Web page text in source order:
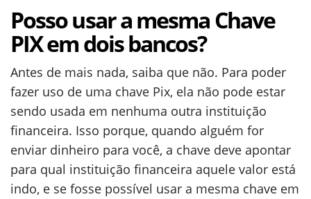
Posso usar a mesma Chave
PIX em dois bancos?
Antes de mais nada, saiba que não. Para poder
fazer uso de uma chave Pix, ela não pode estar
sendo usada em nenhuma outra instituição
financeira. Isso porque, quando alguém for
enviar dinheiro para você, a chave deve apontar
para qual instituição financeira aquele valor está
indo, e se fosse possível usar a mesma chave em